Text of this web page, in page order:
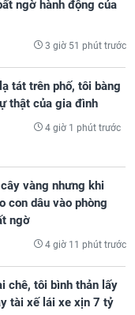
ngờ hành động của
3 giờ 51 phút trước
tát trên phố, tôi bàng
thật của gia đình
4 giờ 1 phút trước
vàng nhưng khi
con dâu vào phòng
ngờ
4 giờ 11 phút trước
chê, tôi bình thản lấy
tài xế lái xe xịn 7 tỷ